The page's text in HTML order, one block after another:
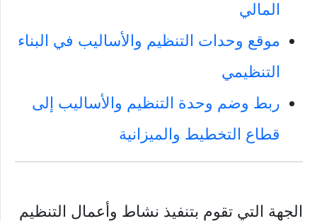
المالي
موقع وحدات التنظيم والأساليب في البناء
التنظيمي
ربط وضم وحدة التنظيم والأساليب إلى
قطاع التخطيط والميزانية
الجهة التي تقوم بتنفيذ نشاط وأعمال التنظيم